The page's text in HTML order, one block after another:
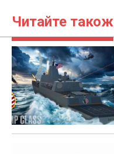
Читайте також